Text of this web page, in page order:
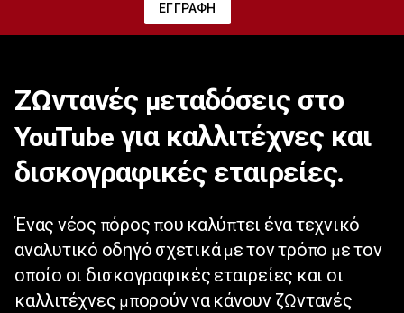
ΕΓΓΡΑΦΗ
Ζωντανές μεταδόσεις στο
YouTube για καλλιτέχνες και
δισκογραφικές εταιρείες.
Ένας νέος πόρος που καλύπτει ένα τεχνικό
αναλυτικό οδηγό σχετικά με τον τρόπο με τον
οποίο οι δισκογραφικές εταιρείες και οι
καλλιτέχνες μπορούν να κάνουν ζωντανές